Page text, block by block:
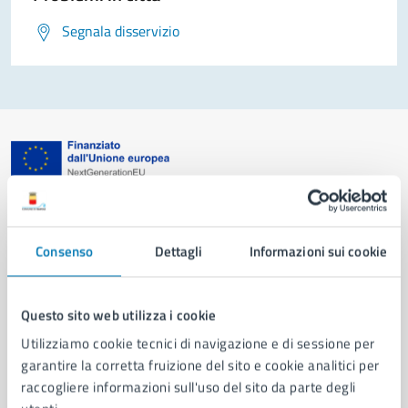
Consenso Dettagli Informazioni sui cookie
Questo sito web utilizza i cookie
Utilizziamo cookie tecnici di navigazione e di sessione per
garantire la corretta fruizione del sito e cookie analitici per
raccogliere informazioni sull'uso del sito da parte degli
Segnala disservizio
Organi di governo
Municipalità
Uffici
Enti e fondazioni
Politici